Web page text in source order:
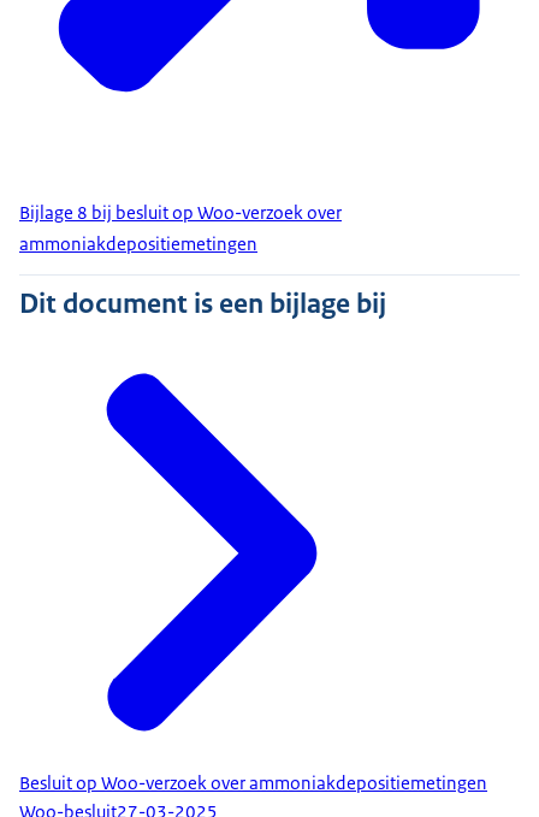
Bijlage 8 bij besluit op Woo-verzoek over
ammoniakdepositiemetingen
Dit document is een bijlage bij
Besluit op Woo-verzoek over ammoniakdepositiemetingen